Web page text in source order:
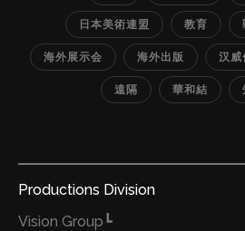
教育
日本美術連盟
汉威
海外出版
海外展示会
華和結
遠隔
Productions Division
┗Vision Group